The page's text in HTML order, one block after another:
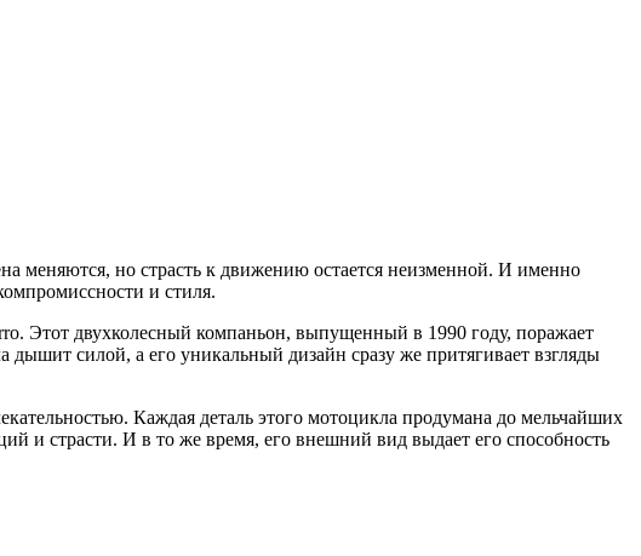
меняются, но страсть к движению остается неизменной. И именно
и стиля.
Этот двухколесный компаньон, выпущенный в 1990 году, поражает
дышит силой, а его уникальный дизайн сразу же притягивает взгляды
Каждая деталь этого мотоцикла продумана до мельчайших
и страсти. И в то же время, его внешний вид выдает его способность